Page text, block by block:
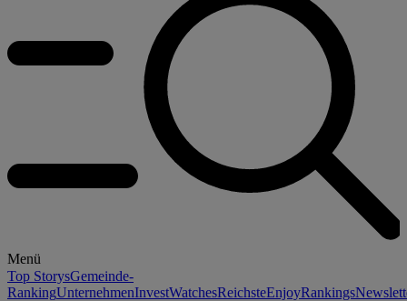
Menü
Top StorysGemeinde-
RankingUnternehmenInvestWatchesReichsteEnjoyRankings